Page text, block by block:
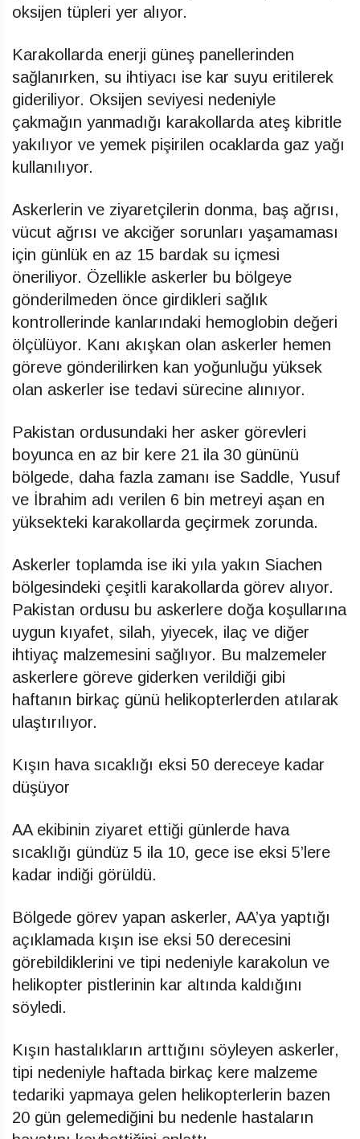
oksijen tüpleri yer alıyor.
Karakollarda enerji güneş panellerinden
sağlanırken, su ihtiyacı ise kar suyu eritilerek
gideriliyor. Oksijen seviyesi nedeniyle
çakmağın yanmadığı karakollarda ateş kibritle
yakılıyor ve yemek pişirilen ocaklarda gaz yağı
kullanılıyor.
Askerlerin ve ziyaretçilerin donma, baş ağrısı,
vücut ağrısı ve akciğer sorunları yaşamaması
için günlük en az 15 bardak su içmesi
öneriliyor. Özellikle askerler bu bölgeye
gönderilmeden önce girdikleri sağlık
kontrollerinde kanlarındaki hemoglobin değeri
ölçülüyor. Kanı akışkan olan askerler hemen
göreve gönderilirken kan yoğunluğu yüksek
olan askerler ise tedavi sürecine alınıyor.
Pakistan ordusundaki her asker görevleri
boyunca en az bir kere 21 ila 30 gününü
bölgede, daha fazla zamanı ise Saddle, Yusuf
ve İbrahim adı verilen 6 bin metreyi aşan en
yüksekteki karakollarda geçirmek zorunda.
Askerler toplamda ise iki yıla yakın Siachen
bölgesindeki çeşitli karakollarda görev alıyor.
Pakistan ordusu bu askerlere doğa koşullarına
uygun kıyafet, silah, yiyecek, ilaç ve diğer
ihtiyaç malzemesini sağlıyor. Bu malzemeler
askerlere göreve giderken verildiği gibi
haftanın birkaç günü helikopterlerden atılarak
ulaştırılıyor.
Kışın hava sıcaklığı eksi 50 dereceye kadar
düşüyor
AA ekibinin ziyaret ettiği günlerde hava
sıcaklığı gündüz 5 ila 10, gece ise eksi 5’lere
kadar indiği görüldü.
Bölgede görev yapan askerler, AA’ya yaptığı
açıklamada kışın ise eksi 50 derecesini
görebildiklerini ve tipi nedeniyle karakolun ve
helikopter pistlerinin kar altında kaldığını
söyledi.
Kışın hastalıkların arttığını söyleyen askerler,
tipi nedeniyle haftada birkaç kere malzeme
tedariki yapmaya gelen helikopterlerin bazen
20 gün gelemediğini bu nedenle hastaların